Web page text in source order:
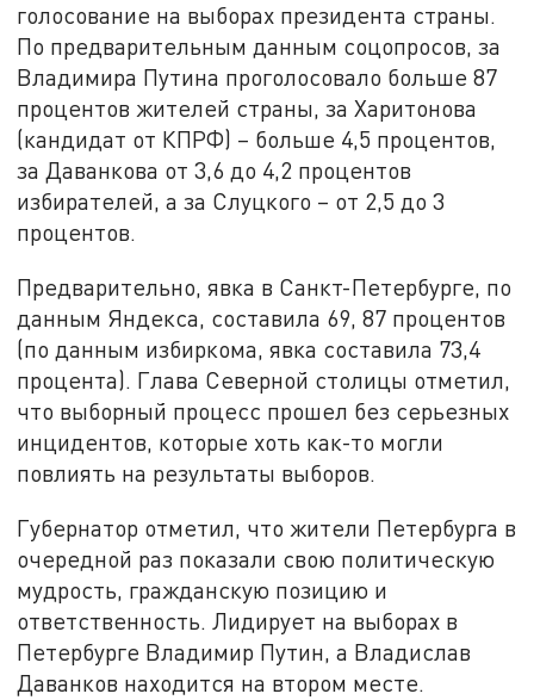
голосование на выборах президента страны.
По предварительным данным соцопросов, за
Владимира Путина проголосовало больше 87
процентов жителей страны, за Харитонова
(кандидат от КПРФ) – больше 4,5 процентов,
за Даванкова от 3,6 до 4,2 процентов
избирателей, а за Слуцкого – от 2,5 до 3
процентов.
Предварительно, явка в Санкт-Петербурге, по
данным Яндекса, составила 69, 87 процентов
(по данным избиркома, явка составила 73,4
процента). Глава Северной столицы отметил,
что выборный процесс прошел без серьезных
инцидентов, которые хоть как-то могли
повлиять на результаты выборов.
Губернатор отметил, что жители Петербурга в
очередной раз показали свою политическую
мудрость, гражданскую позицию и
ответственность. Лидирует на выборах в
Петербурге Владимир Путин, а Владислав
Даванков находится на втором месте.